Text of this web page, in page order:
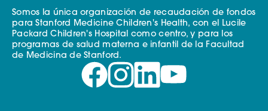
Somos la única organización de recaudación de fondos
para Stanford Medicine Children's Health, con el Lucile
Packard Children's Hospital como centro, y para los
programas de salud materna e infantil de la Facultad
de Medicina de Stanford.